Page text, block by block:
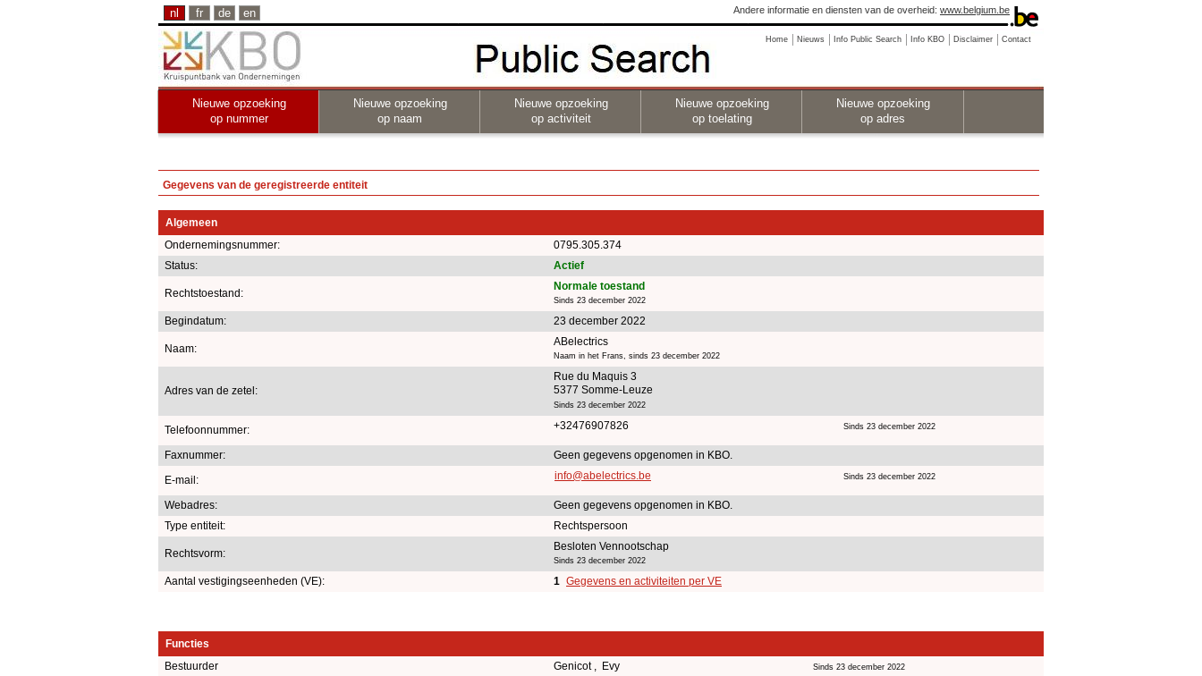
nl fr de en Andere informatie en diensten van de overheid: www.belgium.be
Home Nieuws Info Public Search Info KBO Disclaimer Contact
Nieuwe opzoeking
op nummer
Nieuwe opzoeking
op naam
Nieuwe opzoeking
op activiteit
Nieuwe opzoeking
op toelating
Nieuwe opzoeking
op adres
Gegevens van de geregistreerde entiteit
Algemeen
Ondernemingsnummer:
0795.305.374
Status:
Actief
Rechtstoestand:
Normale toestand
Sinds 23 december 2022
Begindatum: 23 december 2022
Naam:
ABelectrics
Naam in het Frans, sinds 23 december 2022
Adres van de zetel:
Rue du Maquis 3
5377 Somme-Leuze
Sinds 23 december 2022
Telefoonnummer: +32476907826 Sinds 23 december 2022
Faxnummer:
Geen gegevens opgenomen in KBO.
E-mail:
info@abelectrics.be Sinds 23 december 2022
Webadres:
Geen gegevens opgenomen in KBO.
Type entiteit:
Rechtspersoon
Rechtsvorm:
Besloten Vennootschap
Sinds 23 december 2022
Aantal vestigingseenheden (VE): 1 Gegevens en activiteiten per VE
Functies
Bestuurder
Genicot , Evy Sinds 23 december 2022